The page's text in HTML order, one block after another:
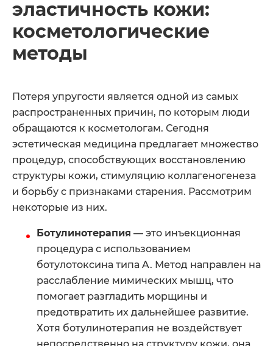
эластичность кожи:
косметологические
методы
Потеря упругости является одной из самых
распространенных причин, по которым люди
обращаются к косметологам. Сегодня
эстетическая медицина предлагает множество
процедур, способствующих восстановлению
структуры кожи, стимуляцию коллагеногенеза
и борьбу с признаками старения. Рассмотрим
некоторые из них.
Ботулинотерапия — это инъекционная
процедура с использованием
ботулотоксина типа A. Метод направлен на
расслабление мимических мышц, что
помогает разгладить морщины и
предотвратить их дальнейшее развитие.
Хотя ботулинотерапия не воздействует